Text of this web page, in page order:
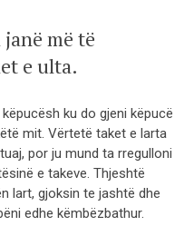
më të
e ulta.
ku do gjeni këpucë
mit. Vërtetë taket e larta
por ju mund ta rregulloni
e takeve. Thjeshtë
lart, gjoksin te jashtë dhe
edhe këmbëzbathur.